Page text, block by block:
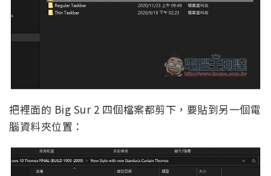
把裡面的 Big Sur 2 四個檔案都剪下，要貼到另一個電
腦資料夾位置：